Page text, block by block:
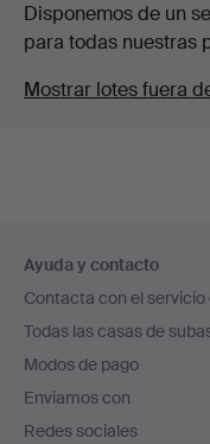
Disponemos de un
para todas nuestras
Mostrar lotes fuera
en
el
pie
de
página
Ayuda y contacto
Contacta con el
Todas las casas de
Modos de pago
Enviamos con
Redes sociales